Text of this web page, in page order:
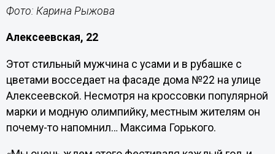
Фото: Карина Рыжова
Алексеевская, 22
Этот стильный мужчина с усами и в рубашке с
цветами восседает на фасаде дома №22 на улице
Алексеевской. Несмотря на кроссовки популярной
марки и модную олимпийку, местным жителям он
почему-то напомнил… Максима Горького.